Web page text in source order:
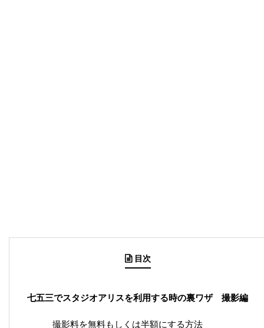
目次
七五三でスタジオアリスを利用する時の裏ワザ 撮影編
撮影料を無料もしくは半額にする方法